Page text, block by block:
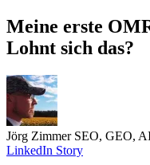
Meine erste
Lohnt sich das?
Jörg Zimmer SEO, GEO,
LinkedIn Story